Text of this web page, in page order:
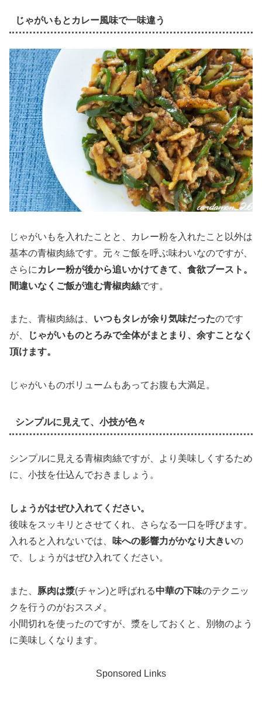
じゃがいもとカレー風味で一味違う
じゃがいもを入れたことと、カレー粉を入れたこと以外は
基本の青椒肉絲です。元々ご飯を呼ぶ味わいなのですが、
さらに カレー粉が後から追いかけてきて、食欲ブースト。
間違いなくご飯が進む青椒肉絲です。
また、青椒肉絲は、 いつもタレが余り気味だったのです
が、
じゃがいものとろみで全体がまとまり、余すことなく
頂けます。
じゃがいものボリュームもあってお腹も大満足。
シンプルに見えて、小技が色々
シンプルに見える青椒肉絲ですが、より美味しくするため
に、小技を仕込んでおきましょう。
しょうがはぜひ入れてください。
後味をスッキリとさせてくれ、さらなる一口を呼びます。
入れると入れないでは、
味への影響力がかなり大きいの
で、しょうがはぜひ入れてください。
また、 豚肉は漿(チャン)と呼ばれる中華の下味のテクニッ
クを行うのがおススメ。
小間切れを使ったのですが、漿をしておくと、別物のよう
に美味しくなります。
Sponsored Links